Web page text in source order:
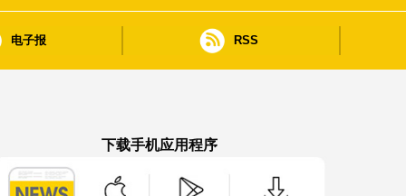
电子报 RSS
下载手机应用程序